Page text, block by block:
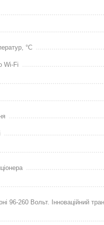
°С
Wi-Fi
96-260 Вольт. Інноваційний